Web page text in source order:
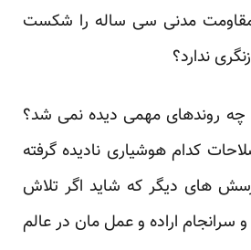
مدنی سی ساله را شکست
ندارد؟
چه روندهای مهمی دیده نمی شد؟
کدام هوشیاری نادیده گرفته
های دیگر که شاید اگر تلاش
سرانجام اراده و عمل مان در عالم